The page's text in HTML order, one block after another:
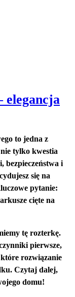
elegancja
to jedna z
tylko kwestia
bezpieczeństwa i
się na
pytanie:
cięte na
tę rozterkę.
pierwsze,
rozwiązanie
Czytaj dalej,
domu!